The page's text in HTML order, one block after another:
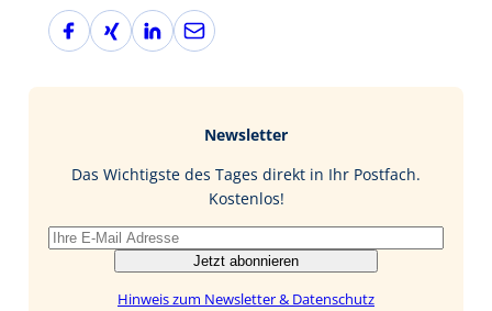
F
a
X
i
L
i
I
E
-
Newsletter
Das Wichtigste des Tages direkt in Ihr Postfach.
Kostenlos!
Jetzt abonnieren
Hinweis zum Newsletter & Datenschutz